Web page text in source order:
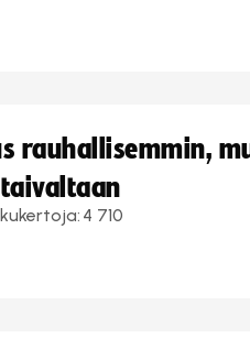
rauhallisemmin,
4 710